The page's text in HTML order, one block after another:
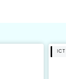
ICT